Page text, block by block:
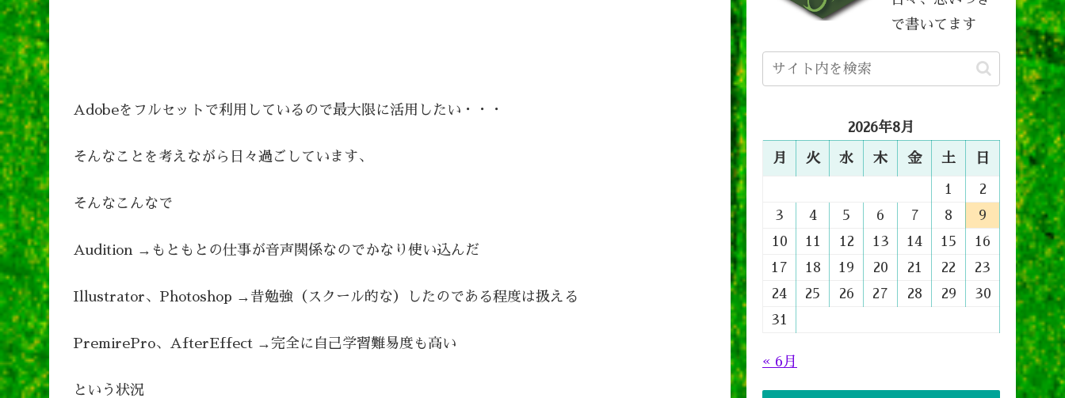
Adobeをフルセットで利用しているので最大限に活用したい・・・
そんなことを考えながら日々過ごしています、
そんなこんなで
Audition →もともとの仕事が音声関係なのでかなり使い込んだ
Illustrator、Photoshop →昔勉強（スクール的な）したのである程度は扱える
PremirePro、AfterEffect →完全に自己学習難易度も高い
という状況
で書いてます
2026年8月
月 火 水 木 金 土 日
1
2
3
4 5 6 7 8
9
10
11 12 13 14 15
16
17
18 19 20 21 22
23
24
25 26 27 28 29
30
31
« 6月